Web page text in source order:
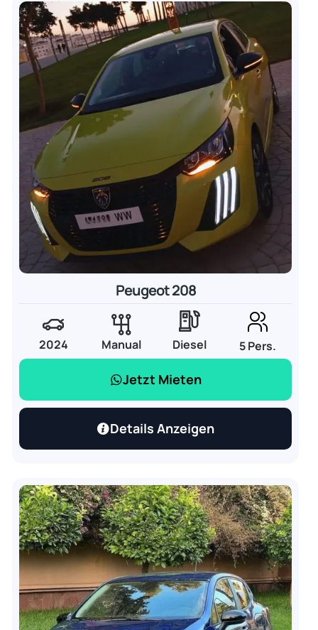
Peugeot 208
2024 Manual Diesel 5 Pers.
Jetzt Mieten
Details Anzeigen